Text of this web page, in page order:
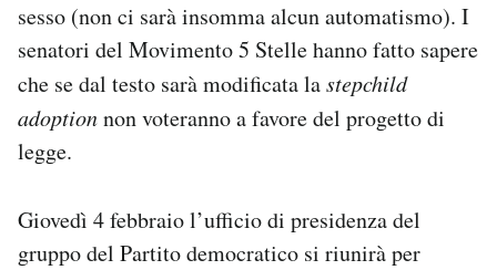
sesso (non ci sarà insomma alcun automatismo). I
senatori del Movimento 5 Stelle hanno fatto sapere
che se dal testo sarà modificata lastepchild
adoptionnon voteranno a favore del progetto di
legge.
Giovedì 4 febbraio l’ufficio di presidenza del
gruppo del Partito democratico si riunirà per